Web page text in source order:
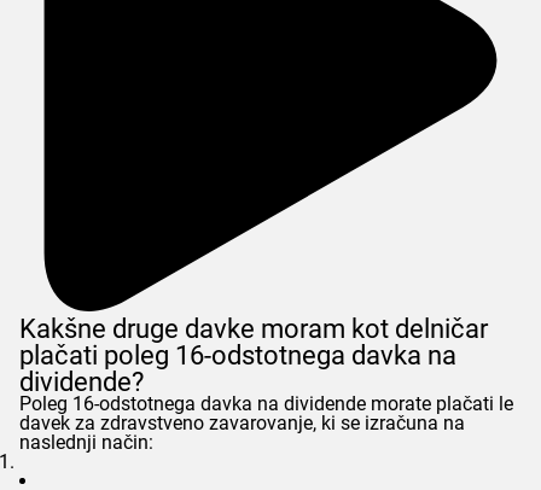
Kakšne druge davke moram kot delničar
plačati poleg 16-odstotnega davka na
dividende?
Poleg 16-odstotnega davka na dividende morate plačati le
davek za zdravstveno zavarovanje, ki se izračuna na
naslednji način: